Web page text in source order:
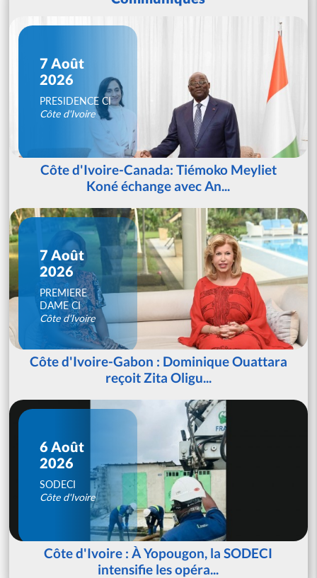
7 Août
2026
PRESIDENCE CI
Côte d'Ivoire
Côte d'Ivoire-Canada: Tiémoko Meyliet
Koné échange avec An...
7 Août
2026
PREMIERE
DAME CI
Côte d'Ivoire
Côte d'Ivoire-Gabon : Dominique Ouattara
reçoit Zita Oligu...
6 Août
2026
SODECI
Côte d'Ivoire
Côte d'Ivoire : À Yopougon, la SODECI
intensifie les opéra...